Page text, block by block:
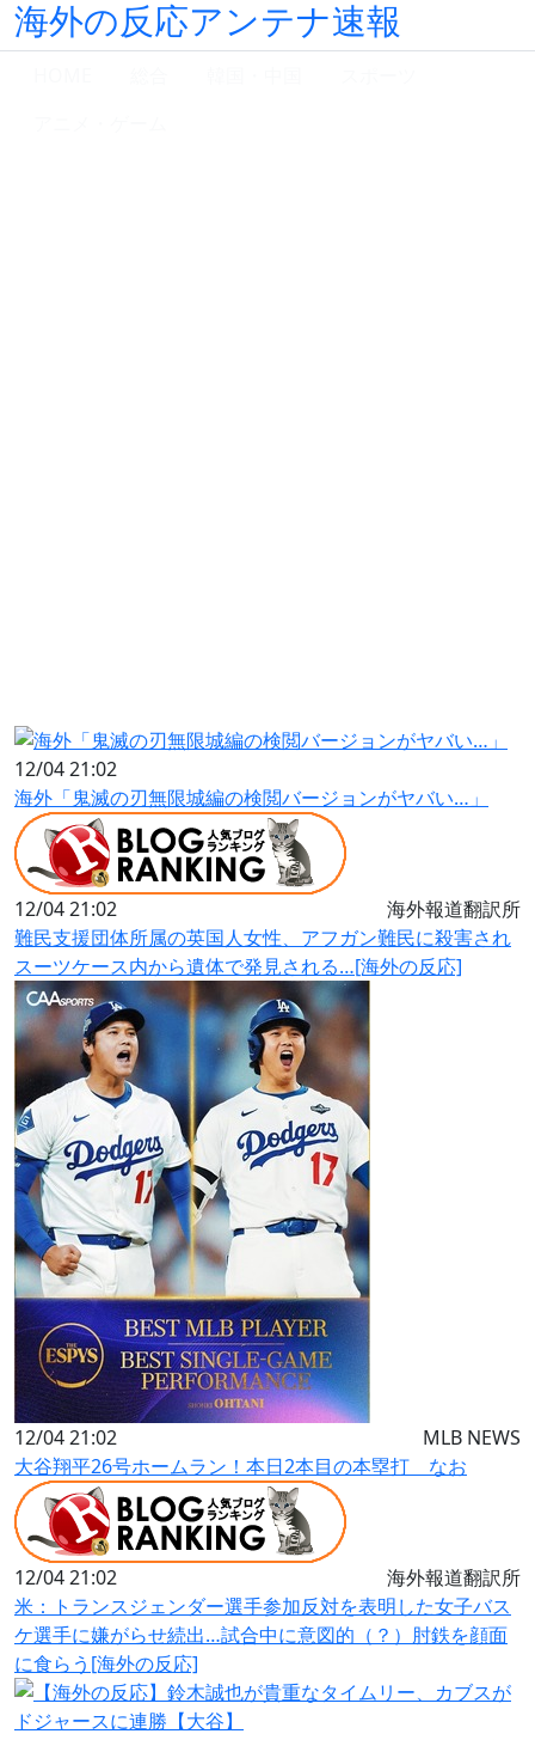
海外の反応アンテナ速報
12/04 21:02
海外「鬼滅の刃無限城編の検閲バージョンがヤバい…」
12/04 21:02
海外報道翻訳所
難民支援団体所属の英国人女性、アフガン難民に殺害され
スーツケース内から遺体で発見される…[海外の反応]
12/04 21:02
MLB NEWS
大谷翔平26号ホームラン！本日2本目の本塁打 なお
12/04 21:02
海外報道翻訳所
米：トランスジェンダー選手参加反対を表明した女子バス
ケ選手に嫌がらせ続出…試合中に意図的（？）肘鉄を顔面
に食らう[海外の反応]